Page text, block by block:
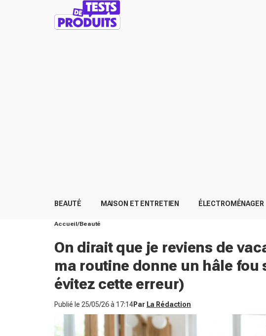
BEAUTÉ MAISON ET ENTRETIEN ÉLECTROMÉNAGER
Accueil Beauté
On dirait que je reviens de
ma routine donne un hâle fou
évitez cette erreur)
Publié le 25/05/26 à 17:14Par La Rédaction